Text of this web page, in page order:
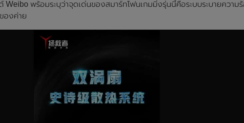
Weibo พร้อมระบุว่าจุดเด่นของสมาร์ทโฟนเกมมิ่งรุ่นนี้คือระบบระบายความ
องค่าย